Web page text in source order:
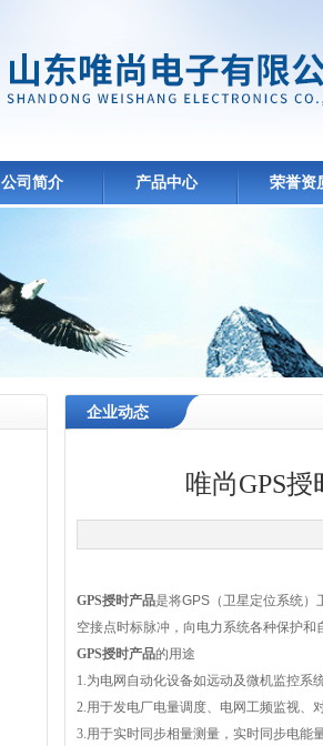
公司简介 产品中心 荣誉资
企业动态
唯尚GPS
GPS授时产品是将GPS （卫星定位系统
空接点时标脉冲，向电力系统各种保护
GPS授时产品的用途
1.为电网自动化设备如远动及微机监控系
2.用于发电厂电量调度、电网工频监视、
3.用于实时同步相量测量，实时同步电能